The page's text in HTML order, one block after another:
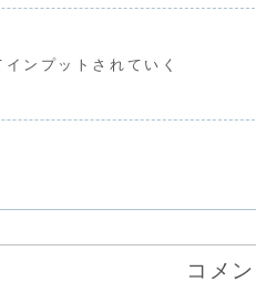
すが、結局、わたしはな
インプットされていく
コメ